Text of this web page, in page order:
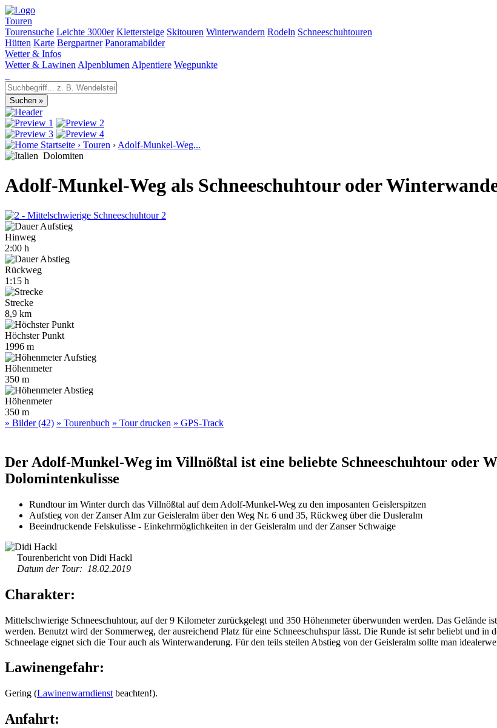
Touren
Tourensuche Leichte 3000er Klettersteige Skitouren Winterwandern Rodeln Schneeschuhtouren
Hütten Karte Bergpartner Panoramabilder
Wetter & Infos
Wetter & Lawinen Alpenblumen Alpentiere Wegpunkte
Startseite › Touren › Adolf-Munkel-Weg...
Dolomiten
Adolf-Munkel-Weg als Schneeschuhtour oder
2
Hinweg
2:00 h
Rückweg
1:15 h
Strecke
8,9 km
Höchster Punkt
1996 m
Höhenmeter
350 m
Höhenmeter
350 m
» Bilder (42) » Tourenbuch » Tour drucken » GPS-Track
Der Adolf-Munkel-Weg im Villnößtal ist eine beliebte Schneeschuhtour oder
Dolomintenkulisse
Rundtour im Winter durch das Villnößtal auf dem Adolf-Munkel-Weg zu den imposanten Geislerspitzen
Aufstieg von der Zanser Alm zur Geisleralm über den Weg Nr. 6 und 35, Rückweg über die Dusleralm
Beeindruckende Felskulisse - Einkehrmöglichkeiten in der Geisleralm und der Zanser Schwaige
Tourenbericht von Didi Hackl
Datum der Tour: 18.02.2019
Charakter:
Mittelschwierige Schneeschuhtour, auf der 9 Kilometer zurückgelegt und 350 Höhenmeter überwunden werden. Das Gelände
werden. Benutzt wird der Sommerweg, der ausreichend Platz für eine Schneeschuhspur lässt. Die Runde ist sehr beliebt und in
Schneelage eignet sich die Tour auch als Winterwanderung. Für den teils steilen Abstieg von der Geisleralm sollte man
Lawinengefahr:
Gering (Lawinenwarndienst beachten!).
Anfahrt: